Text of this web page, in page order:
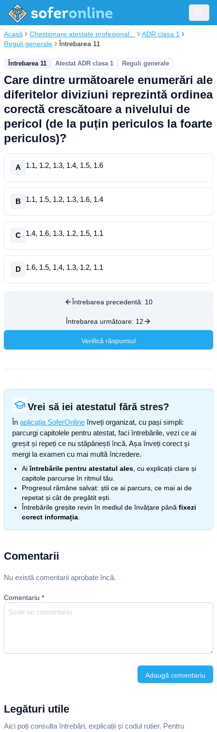
Acasă Chestionare atestate profesional...
ADR clasa 1
Reguli generale
Întrebarea 11
Întrebarea 11 Atestat ADR clasa 1 Reguli generale
Care dintre următoarele enumerări ale
diferitelor diviziuni reprezintă ordinea
corectă crescătoare a nivelului de
pericol (de la puțin periculos la foarte
periculos)?
A 1.1, 1.2, 1.3, 1.4, 1.5, 1.6
B 1.1, 1.5, 1.2, 1.3, 1.6, 1.4
C 1.4, 1.6, 1.3, 1.2, 1.5, 1.1
D 1.6, 1.5, 1.4, 1.3, 1.2, 1.1
Întrebarea precedentă: 10
Întrebarea următoare: 12
Verifică răspunsul
Vrei să iei atestatul fără stres?
În aplicația SoferOnline înveți organizat, cu pași simpli:
parcurgi capitolele pentru atestat, faci întrebările, vezi ce ai
greșit și repeți ce nu stăpânești încă. Așa înveți corect și
mergi la examen cu mai multă încredere.
Aiîntrebările pentru atestatul ales , cu explicații clare și
capitole parcurse în ritmul tău.
Progresul rămâne salvat: știi ce ai parcurs, ce mai ai de
repetat și cât de pregătit ești.
Întrebările greșite revin în mediul de învățare până fixezi
corect informația
Comentarii
Nu există comentarii aprobate încă.
Comentariu *
Adaugă comentariu
Legături utile
Aici poți consulta întrebări, explicații și codul rutier. Pentru